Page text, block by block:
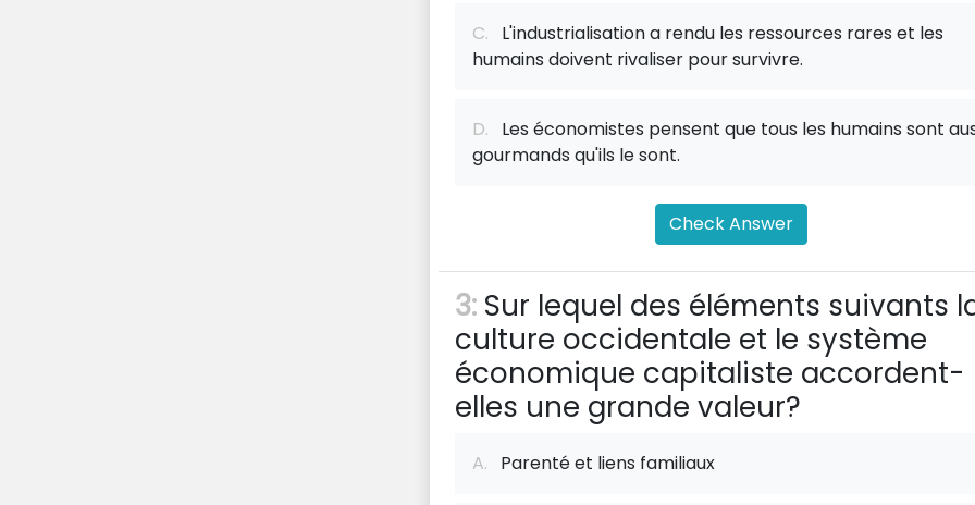
C. L'industrialisation a rendu les ressources rares et les
humains doivent rivaliser pour survivre.
D. Les économistes pensent que tous les humains sont
gourmands qu'ils le sont.
Check Answer
3: Sur lequel des éléments suivants
culture occidentale et le système
économique capitaliste accordent-
elles une grande valeur?
A. Parenté et liens familiaux